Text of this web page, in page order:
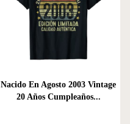
Nacido En Agosto 2003 Vintage
20 Años Cumpleaños...